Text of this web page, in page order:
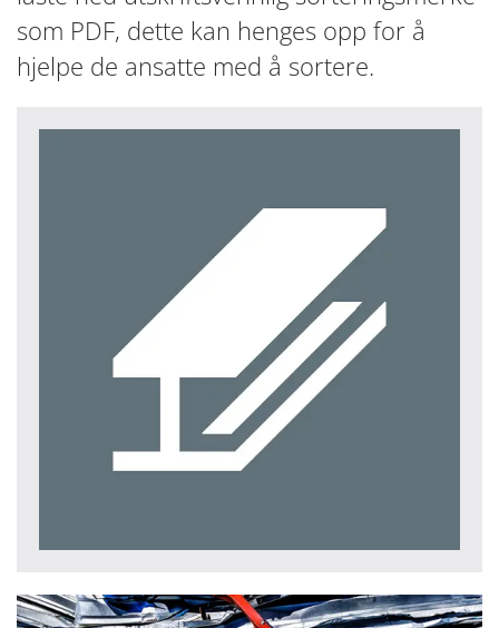
som PDF, dette kan henges opp for å
hjelpe de ansatte med å sortere.